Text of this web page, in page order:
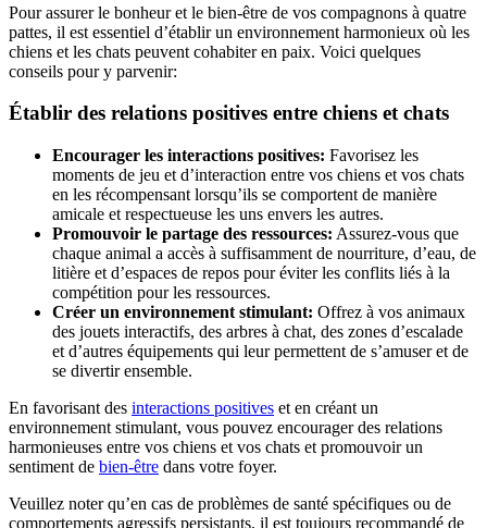
Pour assurer le bonheur et le bien-être de vos compagnons à quatre
pattes, il est essentiel d’établir un environnement harmonieux où les
chiens et les chats peuvent cohabiter en paix. Voici quelques
conseils pour y parvenir:
Établir des relations positives entre chiens et chats
Encourager les interactions positives: Favorisez les
moments de jeu et d’interaction entre vos chiens et vos chats
en les récompensant lorsqu’ils se comportent de manière
amicale et respectueuse les uns envers les autres.
Promouvoir le partage des ressources: Assurez-vous que
chaque animal a accès à suffisamment de nourriture, d’eau, de
litière et d’espaces de repos pour éviter les conflits liés à la
compétition pour les ressources.
Créer un environnement stimulant: Offrez à vos animaux
des jouets interactifs, des arbres à chat, des zones d’escalade
et d’autres équipements qui leur permettent de s’amuser et de
se divertir ensemble.
En favorisant des interactions positives et en créant un
environnement stimulant, vous pouvez encourager des relations
harmonieuses entre vos chiens et vos chats et promouvoir un
sentiment de bien-être dans votre foyer.
Veuillez noter qu’en cas de problèmes de santé spécifiques ou de
comportements agressifs persistants, il est toujours recommandé de